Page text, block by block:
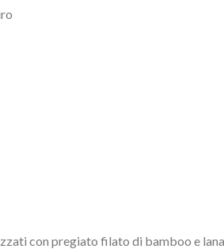
con pregiato filato di bamboo e